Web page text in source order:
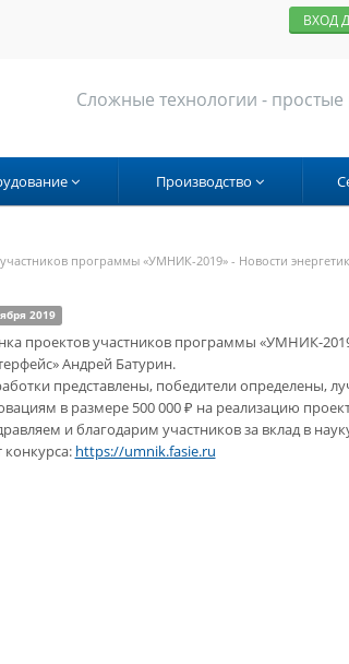
ВХОД
Сложные технологии -
Производство
программы «УМНИК-2019» - Новости
2019
проектов участников программы «УМНИК-
Андрей Батурин.
представлены, победители определены,
в размере 500 000 ₽ на реализацию
и благодарим участников за вклад в
конкурса: https://umnik.fasie.ru